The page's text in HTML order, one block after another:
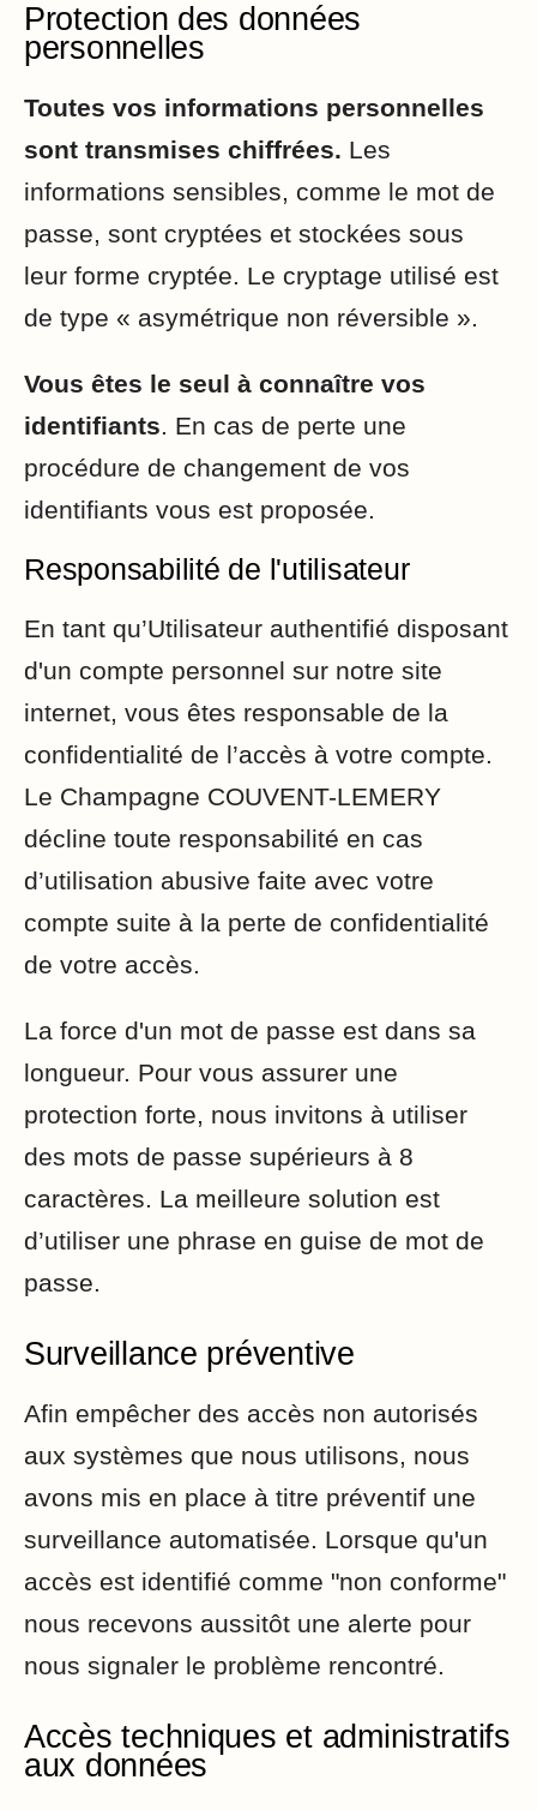
Protection des données
personnelles
Toutes vos informations personnelles
sont transmises chiffrées. Les
informations sensibles, comme le mot de
passe, sont cryptées et stockées sous
leur forme cryptée. Le cryptage utilisé est
de type « asymétrique non réversible ».
Vous êtes le seul à connaître vos
identifiants. En cas de perte une
procédure de changement de vos
identifiants vous est proposée.
Responsabilité de l'utilisateur
En tant qu’Utilisateur authentifié disposant
d'un compte personnel sur notre site
internet, vous êtes responsable de la
confidentialité de l’accès à votre compte.
Le Champagne COUVENT-LEMERY
décline toute responsabilité en cas
d’utilisation abusive faite avec votre
compte suite à la perte de confidentialité
de votre accès.
La force d'un mot de passe est dans sa
longueur. Pour vous assurer une
protection forte, nous invitons à utiliser
des mots de passe supérieurs à 8
caractères. La meilleure solution est
d’utiliser une phrase en guise de mot de
passe.
Surveillance préventive
Afin empêcher des accès non autorisés
aux systèmes que nous utilisons, nous
avons mis en place à titre préventif une
surveillance automatisée. Lorsque qu'un
accès est identifié comme "non conforme"
nous recevons aussitôt une alerte pour
nous signaler le problème rencontré.
Accès techniques et administratifs
aux données